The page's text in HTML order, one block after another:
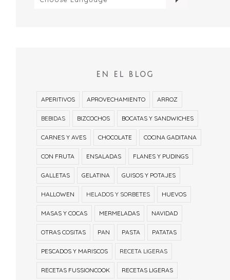
EN EL BLOG
APERITIVOS APROVECHAMIENTO ARROZ
BEBIDAS BIZCOCHOS BOCATAS Y SANDWICHES
CARNES Y AVES CHOCOLATE COCINA GADITANA
CON FRUTA ENSALADAS FLANES Y PUDINGS
GALLETAS GELATINA GUISOS Y POTAJES
HALLOWEN HELADOS Y SORBETES HUEVOS
MASAS Y COCAS MERMELADAS NAVIDAD
OTRAS COSITAS PAN PASTA PATATAS
PESCADOS Y MARISCOS RECETA LIGERAS
RECETAS FUSSIONCOOK RECETAS LIGERAS